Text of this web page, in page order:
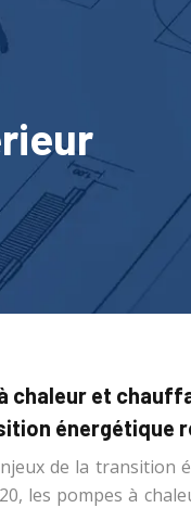
chaleur et
énergétique
de la transition
les pompes à